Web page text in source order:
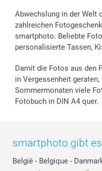
Abwechslung in der Welt
zahlreichen
smartphoto. Beliebte
personalisierte Tassen,
Damit die Fotos aus den
in Vergessenheit
Sommermonaten viele
Fotobuch in DIN A4 quer.
smartphoto gibt
België - Belgique -